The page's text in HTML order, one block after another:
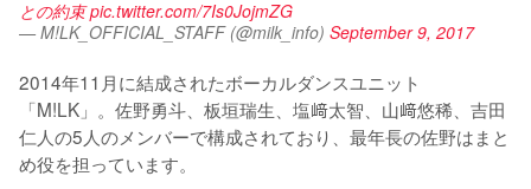
との約束 pic.twitter.com/7Is0JojmZG
— M!LK_OFFICIAL_STAFF (@milk_info) September 9, 2017
2014年11月に結成されたボーカルダンスユニット
「M!LK」。佐野勇斗、板垣瑞生、塩﨑太智、山﨑悠稀、吉田
仁人の5人のメンバーで構成されており、最年長の佐野はまと
め役を担っています。